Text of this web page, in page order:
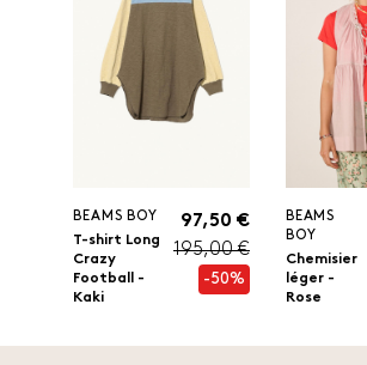
BEAMS BOY
T-shirt Long
Crazy
Football -
Kaki
97,50 €
195,00 €
-50%
BEAMS
BOY
Chemisier
léger -
Rose